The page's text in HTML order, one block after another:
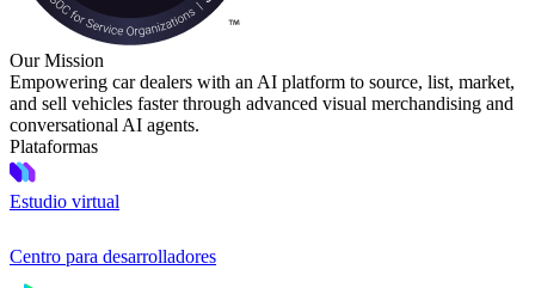
Our Mission
Empowering car dealers with an AI platform to source, list, market,
and sell vehicles faster through advanced visual merchandising and
conversational AI agents.
Plataformas
Estudio virtual
Centro para desarrolladores